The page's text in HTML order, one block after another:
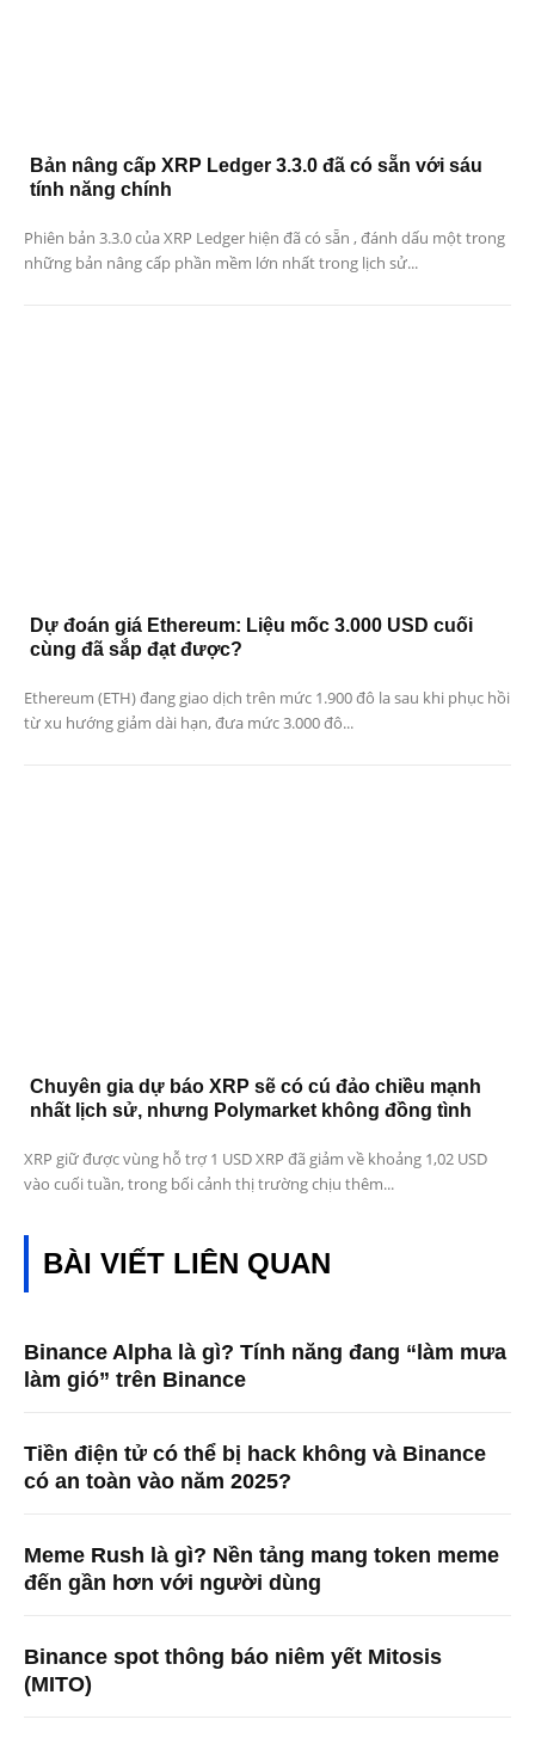
Bản nâng cấp XRP Ledger 3.3.0 đã có sẵn với sáu
tính năng chính
Phiên bản 3.3.0 của XRP Ledger hiện đã có sẵn , đánh dấu một trong
những bản nâng cấp phần mềm lớn nhất trong lịch sử...
Dự đoán giá Ethereum: Liệu mốc 3.000 USD cuối
cùng đã sắp đạt được?
Ethereum (ETH) đang giao dịch trên mức 1.900 đô la sau khi phục hồi
từ xu hướng giảm dài hạn, đưa mức 3.000 đô...
Chuyên gia dự báo XRP sẽ có cú đảo chiều mạnh
nhất lịch sử, nhưng Polymarket không đồng tình
XRP giữ được vùng hỗ trợ 1 USD XRP đã giảm về khoảng 1,02 USD
vào cuối tuần, trong bối cảnh thị trường chịu thêm...
BÀI VIẾT LIÊN QUAN
Binance Alpha là gì? Tính năng đang “làm mưa
làm gió” trên Binance
Tiền điện tử có thể bị hack không và Binance
có an toàn vào năm 2025?
Meme Rush là gì? Nền tảng mang token meme
đến gần hơn với người dùng
Binance spot thông báo niêm yết Mitosis
(MITO)